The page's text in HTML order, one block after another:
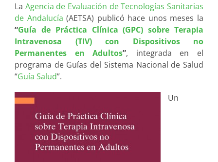
La Agencia de Evaluación de Tecnologías Sanitarias
de Andalucía (AETSA) publicó hace unos meses la
“Guía de Práctica Clínica (GPC) sobre Terapia
Intravenosa (TIV) con Dispositivos no
Permanentes en Adultos”, integrada en el
programa de Guías del Sistema Nacional de Salud
“Guía Salud”.
Un